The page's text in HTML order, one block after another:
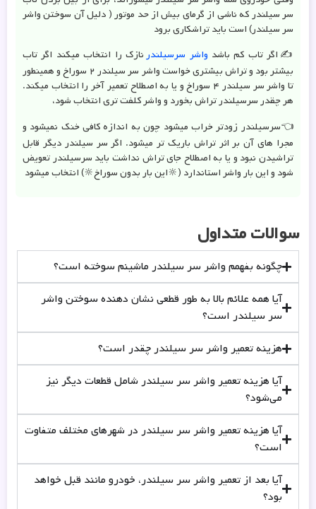
سر سیلندر که ناشی از گرمای بیش از حد موتور ( دلیل آن سوختن واشر
سر سیلندر) است باید تراشکاری برود
✍️اگر تاب کم باشد
واشر سرسیلندر
نازک را انتخاب میکند اگر تاب
بیشتر بود و تراش بیشتری خواست واشر سر سیلندر ۲ سوراخ و همینطور
تا واشر سر سیلندر ۴ سوراخ و یا به اصطلاح تعمیر آخر را انتخاب میکند.
هر چقدر سرسیلندر تراش بخورد و واشر کلفت تری انتخاب شود،
👈سرسیلندر زودتر خراب میشود چون به اندازه کافی خنک نمیشود و
مجرا های آن بر اثر تراش باریک تر میشود. اگر سر سیلندر دیگر قابل
تراشیدن نبود و یا به اصطلاح جای تراش نداشت باید سرسیلندر تعویض
شود و این بار واشر استاندارد (🔆این بار بدون سوراخ🔆) انتخاب میشود
سوالات متداول
چگونه بفهمم واشر سر سیلندر ماشینم سوخته است؟
آیا همه علائم بالا به طور قطعی نشان دهنده سوختن واشر
سر سیلندر است؟
هزینه تعمیر واشر سر سیلندر چقدر است؟
آیا هزینه تعمیر واشر سر سیلندر شامل قطعات دیگر نیز
می‌شود؟
آیا هزینه تعمیر واشر سر سیلندر در شهرهای مختلف متفاوت
است؟
آیا بعد از تعمیر واشر سر سیلندر، خودرو مانند قبل خواهد
بود؟